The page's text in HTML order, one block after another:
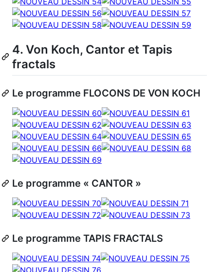
4. Von Koch, Cantor et Tapis
fractals
Le programme FLOCONS DE VON KOCH
Le programme « CANTOR »
Le programme TAPIS FRACTALS